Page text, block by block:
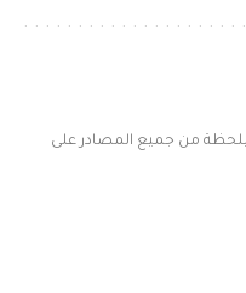
من جميع المصادر على